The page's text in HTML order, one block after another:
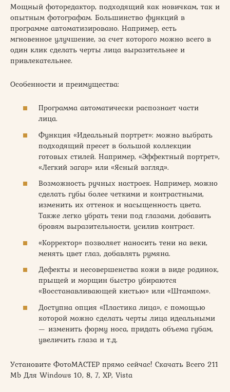
Мощный фоторедактор, подходящий как новичкам, так и
опытным фотографам. Большинство функций в
программе автоматизировано. Например, есть
мгновенное улучшение, за счет которого можно всего в
один клик сделать черты лица выразительнее и
привлекательнее.
Особенности и преимущества:
Программа автоматически распознает части
лица.
Функция «Идеальный портрет»: можно выбрать
подходящий пресет в большой коллекции
готовых стилей. Например, «Эффектный портрет»,
«Легкий загар» или «Ясный взгляд».
Возможность ручных настроек. Например, можно
сделать губы более четкими и контрастными,
изменить их оттенок и насыщенность цвета.
Также легко убрать тени под глазами, добавить
бровям выразительности, усилив контраст.
«Корректор» позволяет наносить тени на веки,
менять цвет глаз, добавлять румяна.
Дефекты и несовершенства кожи в виде родинок,
прыщей и морщин быстро убираются
«Восстанавливающей кистью» или «Штампом».
Доступна опция «Пластика лица», с помощью
которой можно сделать черты лица идеальными
— изменить форму носа, придать объема губам,
увеличить глаза и т.д.
Установите ФотоМАСТЕР прямо сейчас! Скачать Всего 211
Mb Для Windows 10, 8, 7, XP, Vista